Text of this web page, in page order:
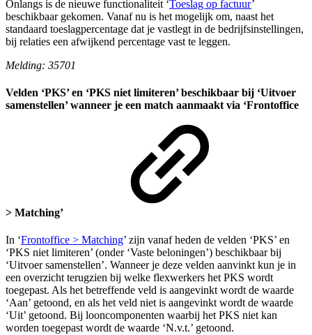
Onlangs is de nieuwe functionaliteit ‘Toeslag op factuur’
beschikbaar gekomen. Vanaf nu is het mogelijk om, naast het
standaard toeslagpercentage dat je vastlegt in de bedrijfsinstellingen,
bij relaties een afwijkend percentage vast te leggen.
Melding: 35701
Velden ‘PKS’ en ‘PKS niet limiteren’ beschikbaar bij ‘Uitvoer
samenstellen’ wanneer je een match aanmaakt via ‘Frontoffice
> Matching’
In ‘Frontoffice > Matching’ zijn vanaf heden de velden ‘PKS’ en
‘PKS niet limiteren’ (onder ‘Vaste beloningen’) beschikbaar bij
‘Uitvoer samenstellen’. Wanneer je deze velden aanvinkt kun je in
een overzicht terugzien bij welke flexwerkers het PKS wordt
toegepast. Als het betreffende veld is aangevinkt wordt de waarde
‘Aan’ getoond, en als het veld niet is aangevinkt wordt de waarde
‘Uit’ getoond. Bij looncomponenten waarbij het PKS niet kan
worden toegepast wordt de waarde ‘N.v.t.’ getoond.